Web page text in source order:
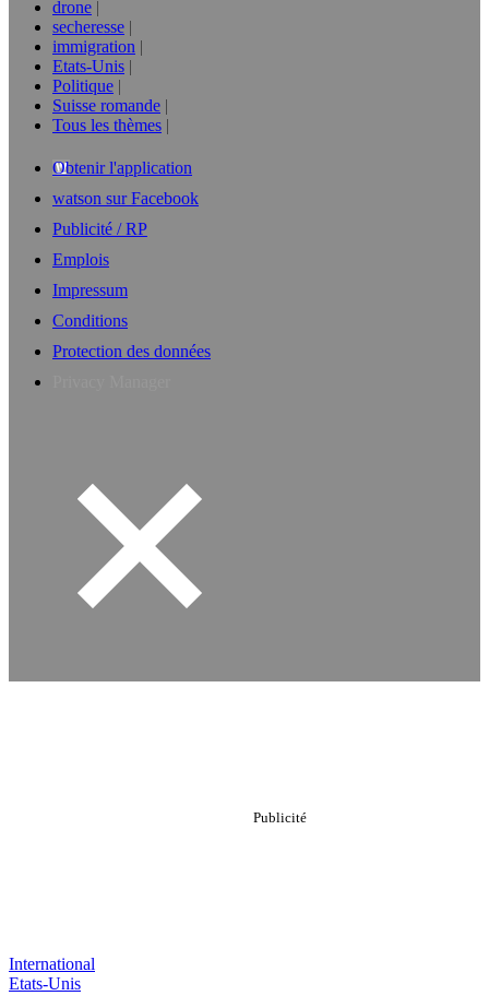
drone
secheresse
immigration
Etats-Unis
Politique
Suisse romande
Tous les thèmes
Obtenir l'application
watson sur Facebook
Publicité / RP
Emplois
Impressum
Conditions
Protection des données
International
Etats-Unis